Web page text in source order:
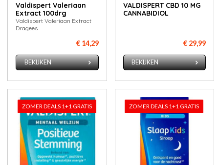
Valdispert Valeriaan
Extract 100drg
Valdispert Valeriaan Extract
Dragees
€ 14,29
BEKIJKEN
VALDISPERT CBD 10 MG
CANNABIDIOL
€ 29,99
BEKIJKEN
ZOMER DEALS 1+1 GRATIS ZOMER DEALS 1+1 GRATIS